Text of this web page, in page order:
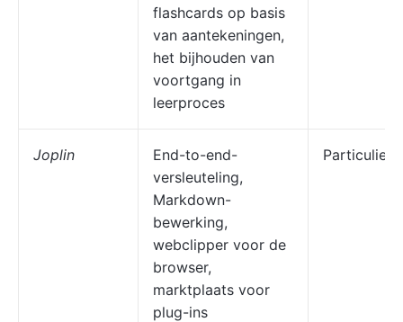
flashcards op basis
van aantekeningen,
het bijhouden van
voortgang in
leerproces
Joplin
End-to-end-
versleuteling,
Markdown-
bewerking,
webclipper voor de
browser,
marktplaats voor
plug-ins